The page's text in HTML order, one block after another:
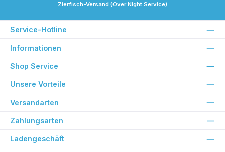
Zierfisch-Versand (Over Night Service)
Service-Hotline
Informationen
Shop Service
Unsere Vorteile
Versandarten
Zahlungsarten
Ladengeschäft